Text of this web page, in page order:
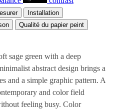
Installation
Qualité du papier peint
sage green with a deep
abstract design brings a
and a simple graphic pattern. A
and color field
feeling busy. Color